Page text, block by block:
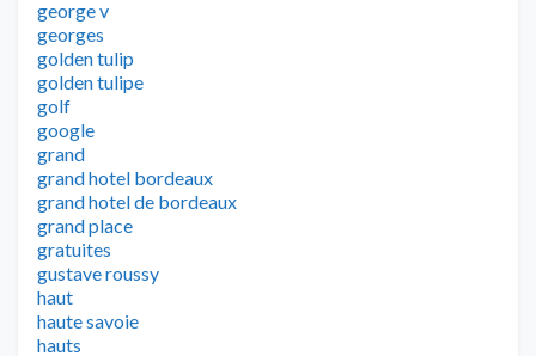
george v
georges
golden tulip
golden tulipe
golf
google
grand
grand hotel bordeaux
grand hotel de bordeaux
grand place
gratuites
gustave roussy
haut
haute savoie
hauts